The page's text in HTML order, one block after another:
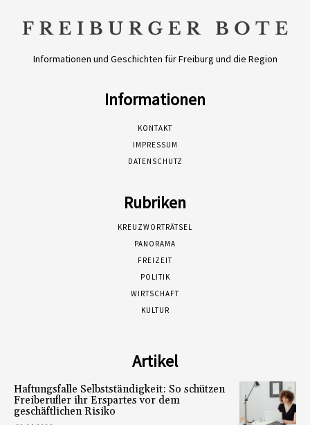
Informationen und Geschichten für Freiburg und die Region
Informationen
KONTAKT
IMPRESSUM
DATENSCHUTZ
Rubriken
KREUZWORTRÄTSEL
PANORAMA
FREIZEIT
POLITIK
WIRTSCHAFT
KULTUR
Artikel
Haftungsfalle Selbstständigkeit: So schützen
Freiberufler ihr Erspartes vor dem
geschäftlichen Risiko